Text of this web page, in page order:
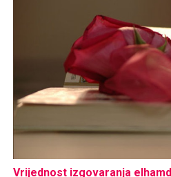
Vrijednost izgovaranja